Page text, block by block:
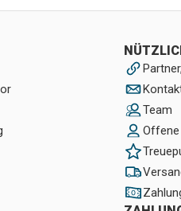
Team
Offene